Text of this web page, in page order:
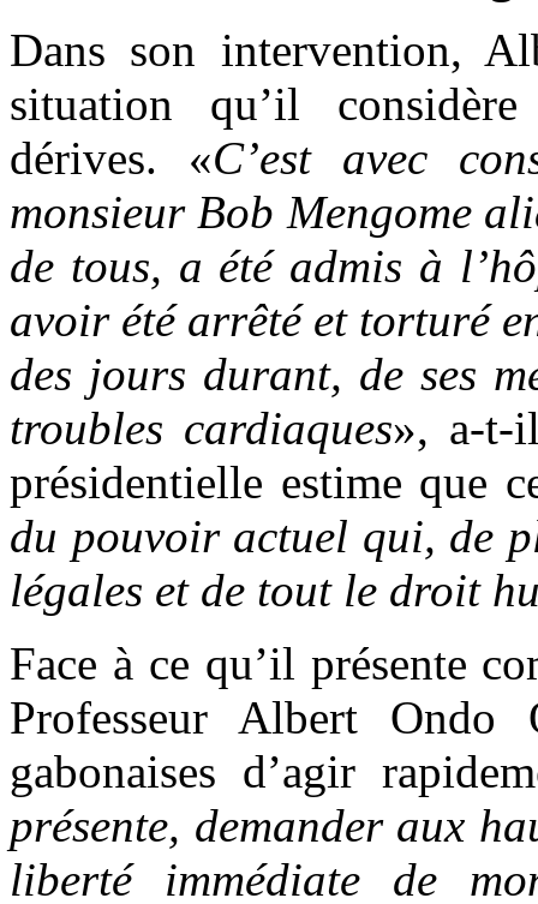
Dans son intervention,
situation qu’il
dérives. «C’est avec
monsieur Bob Mengome
de tous, a été admis à
avoir été arrêté et torturé
des jours durant, de ses
troubles cardiaques», a-t-
présidentielle estime que
du pouvoir actuel qui, de
légales et de tout le droit
Face à ce qu’il présente
Professeur Albert Ondo
gabonaises d’agir
présente, demander aux
liberté immédiate de